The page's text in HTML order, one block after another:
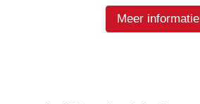
Meer informatie